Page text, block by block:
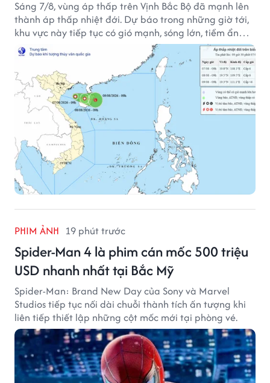
Sáng 7/8, vùng áp thấp trên Vịnh Bắc Bộ đã mạnh lên
thành áp thấp nhiệt đới. Dự báo trong những giờ tới,
khu vực này tiếp tục có gió mạnh, sóng lớn, tiềm ẩn
nhiều nguy cơ đối với hoạt động của tàu thuyền trên
biển.
PHIM ẢNH 19 phút trước
Spider-Man 4 là phim cán mốc 500 triệu
USD nhanh nhất tại Bắc Mỹ
Spider-Man: Brand New Day của Sony và Marvel
Studios tiếp tục nối dài chuỗi thành tích ấn tượng khi
liên tiếp thiết lập những cột mốc mới tại phòng vé.